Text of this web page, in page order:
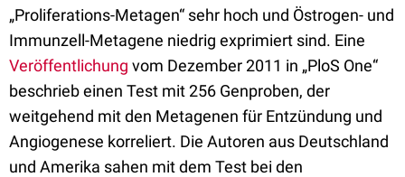
„Proliferations-Metagen“ sehr hoch und Östrogen- und
Immunzell-Metagene niedrig exprimiert sind. Eine
Veröffentlichung vom Dezember 2011 in „PloS One“
beschrieb einen Test mit 256 Genproben, der
weitgehend mit den Metagenen für Entzündung und
Angiogenese korreliert. Die Autoren aus Deutschland
und Amerika sahen mit dem Test bei den